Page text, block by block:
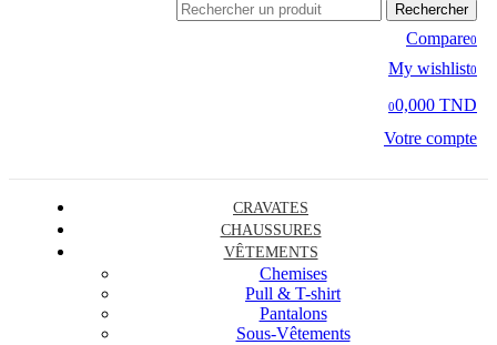
Rechercher
Compare0
My wishlist0
00,000 TND
Votre compte
CRAVATES
CHAUSSURES
VÊTEMENTS
Chemises
Pull & T-shirt
Pantalons
Sous-Vêtements